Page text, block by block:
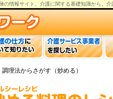
の情報サイト。 介護に関する基礎知識から、 介
調理法からさがす（炒める）